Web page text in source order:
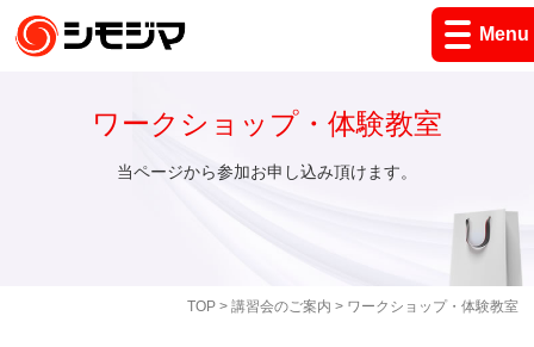
Menu
TOP> 講習会のご案内 > ワークショップ・体験教室
ワークショップ・体験教室
当ページから参加お申し込み頂けます。